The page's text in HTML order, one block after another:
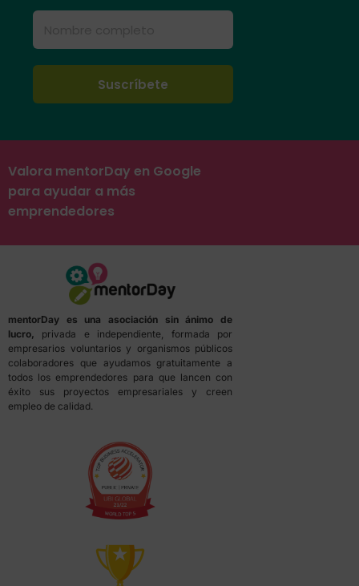
Valora mentorDay en Google
para ayudar a más
emprendedores
mentorDay es una asociación sin ánimo de
lucro, privada e independiente, formada por
empresarios voluntarios y organismos públicos
colaboradores que ayudamos gratuitamente a
todos los emprendedores para que lancen con
éxito sus proyectos empresariales y creen
empleo de calidad.